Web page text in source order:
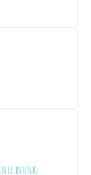
el intento